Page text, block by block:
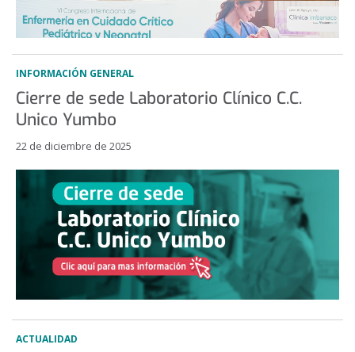
INFORMACIÓN GENERAL
Cierre de sede Laboratorio Clínico C.C.
Unico Yumbo
22 de diciembre de 2025
ACTUALIDAD